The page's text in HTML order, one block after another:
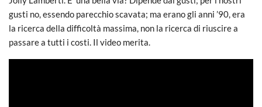
gusti no, essendo parecchio scavata; ma erano gli anni ’90, era
la ricerca della difficoltà massima, non la ricerca di riuscire a
passare a tutti i costi. Il video merita.